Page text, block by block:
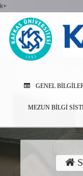
k+
GENEL
MEZUN BILGI